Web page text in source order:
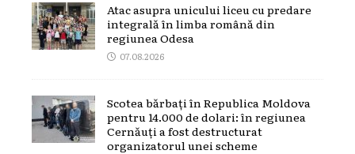
Atac asupra unicului liceu cu predare
integrală în limba română din
regiunea Odesa
07.08.2026
Scotea bărbați în Republica Moldova
pentru 14.000 de dolari: în regiunea
Cernăuți a fost destructurat
organizatorul unei scheme